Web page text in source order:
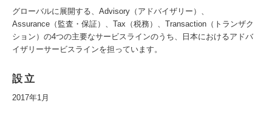
グローバルに展開する、Advisory（アドバイザリー）、
Assurance（監査・保証）、Tax（税務）、Transaction（トランザク
ション）の4つの主要なサービスラインのうち、日本におけるアドバ
イザリーサービスラインを担っています。
設立
2017年1月